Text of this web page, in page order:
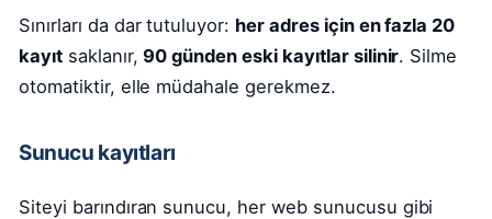
Sınırları da dar tutuluyor: her adres için en fazla 20
kayıtsaklanır, 90 günden eski kayıtlar silinir. Silme
otomatiktir, elle müdahale gerekmez.
Sunucu kayıtları
Siteyi barındıran sunucu, her web sunucusu gibi